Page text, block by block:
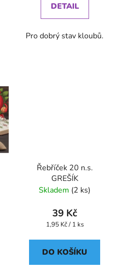
DETAIL
Pro dobrý stav kloubů.
Řebříček 20 n.s.
GREŠÍK
Skladem (2 ks)
39 Kč
Měrná
1,95 Kč / 1 ks
DO KOŠÍKU